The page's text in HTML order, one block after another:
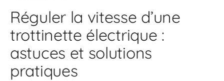
Réguler la vitesse d’une
trottinette électrique :
astuces et solutions
pratiques